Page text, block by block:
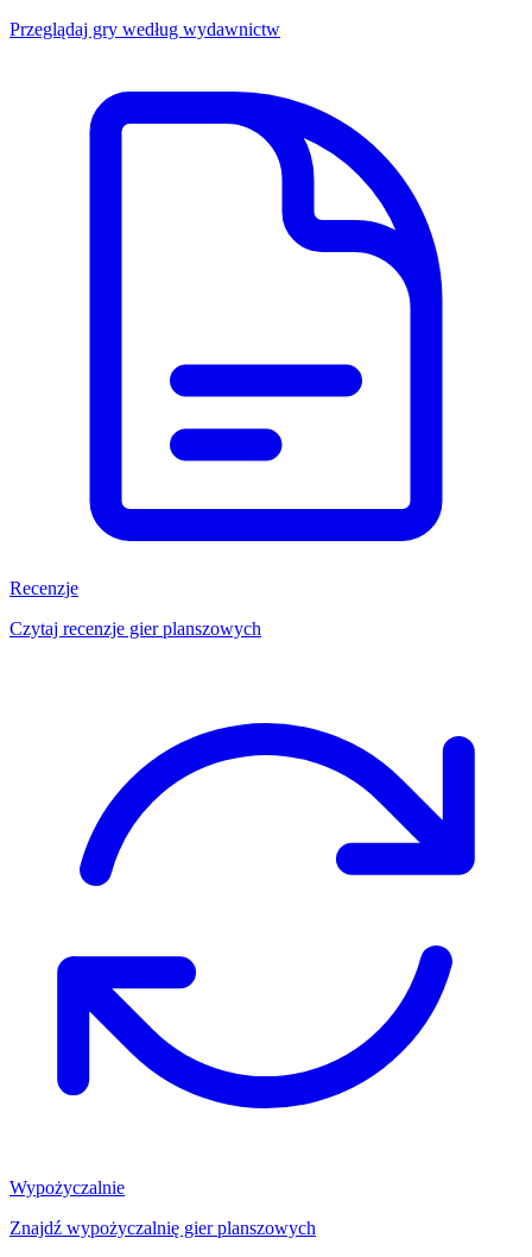
Przeglądaj gry według wydawnictw
Recenzje
Czytaj recenzje gier planszowych
Wypożyczalnie
Znajdź wypożyczalnię gier planszowych